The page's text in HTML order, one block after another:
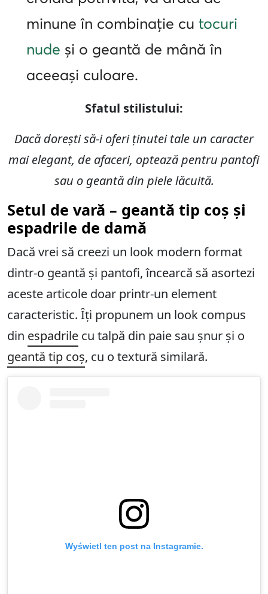
minune în combinație cu tocuri
nude și o geantă de mână în
aceeași culoare.
Sfatul stilistului:
Dacă dorești să-i oferi ținutei tale un caracter
mai elegant, de afaceri, optează pentru pantofi
sau o geantă din piele lăcuită.
Setul de vară – geantă tip coș și
espadrile de damă
Dacă vrei să creezi un look modern format
dintr-o geantă și pantofi, încearcă să asortezi
aceste articole doar printr-un element
caracteristic. Îți propunem un look compus
din espadrile cu talpă din paie sau șnur și o
geantă tip coș, cu o textură similară.
Wyświetl ten post na Instagramie.